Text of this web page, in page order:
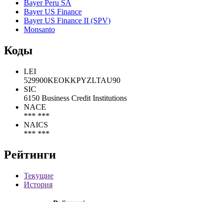
Bayer Peru SA
Bayer US Finance
Bayer US Finance II (SPV)
Monsanto
Коды
LEI
529900KEOKKPYZLTAU90
SIC
6150 Business Credit Institutions
NACE
*** ***
NAICS
*** ***
Рейтинги
Текущие
История